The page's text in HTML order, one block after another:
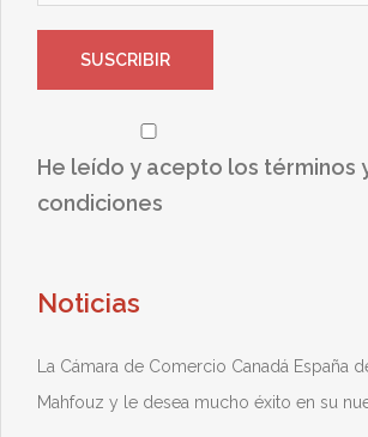
He leído y acepto los términos
condiciones
Noticias
La Cámara de Comercio Canadá España
Mahfouz y le desea mucho éxito en su